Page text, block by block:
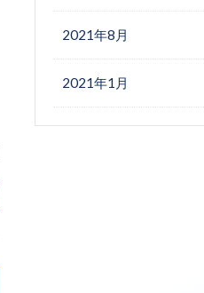
2021年8月
2021年1月